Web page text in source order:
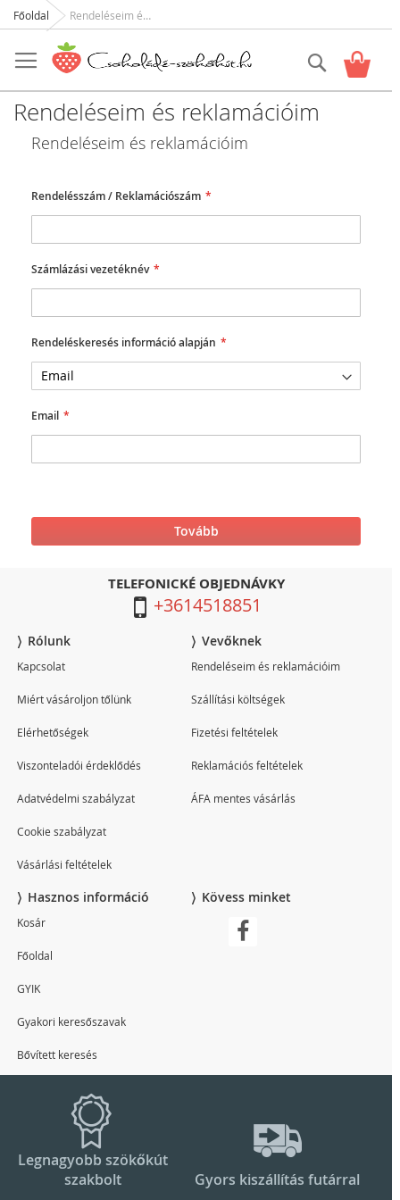
to
Content
Kosár
Keresés
Főoldal Rendeléseim és reklamációim
Rendeléseim és reklamációim
Rendeléseim és reklamációim
Rendelésszám / Reklamációszám
Számlázási vezetéknév
Rendeléskeresés információ alapján
Email
Tovább
TELEFONICKÉ OBJEDNÁVKY
+3614518851
Rólunk
Kapcsolat
Miért vásároljon tőlünk
Elérhetőségek
Viszonteladói érdeklődés
Adatvédelmi szabályzat
Cookie szabályzat
Vásárlási feltételek
Vevőknek
Rendeléseim és reklamációim
Szállítási költségek
Fizetési feltételek
Reklamációs feltételek
ÁFA mentes vásárlás
Hasznos információ
Kosár
Főoldal
GYIK
Gyakori keresőszavak
Bővített keresés
Kövess minket
Legnagyobb szökőkút
szakbolt
Gyors kiszállítás futárral